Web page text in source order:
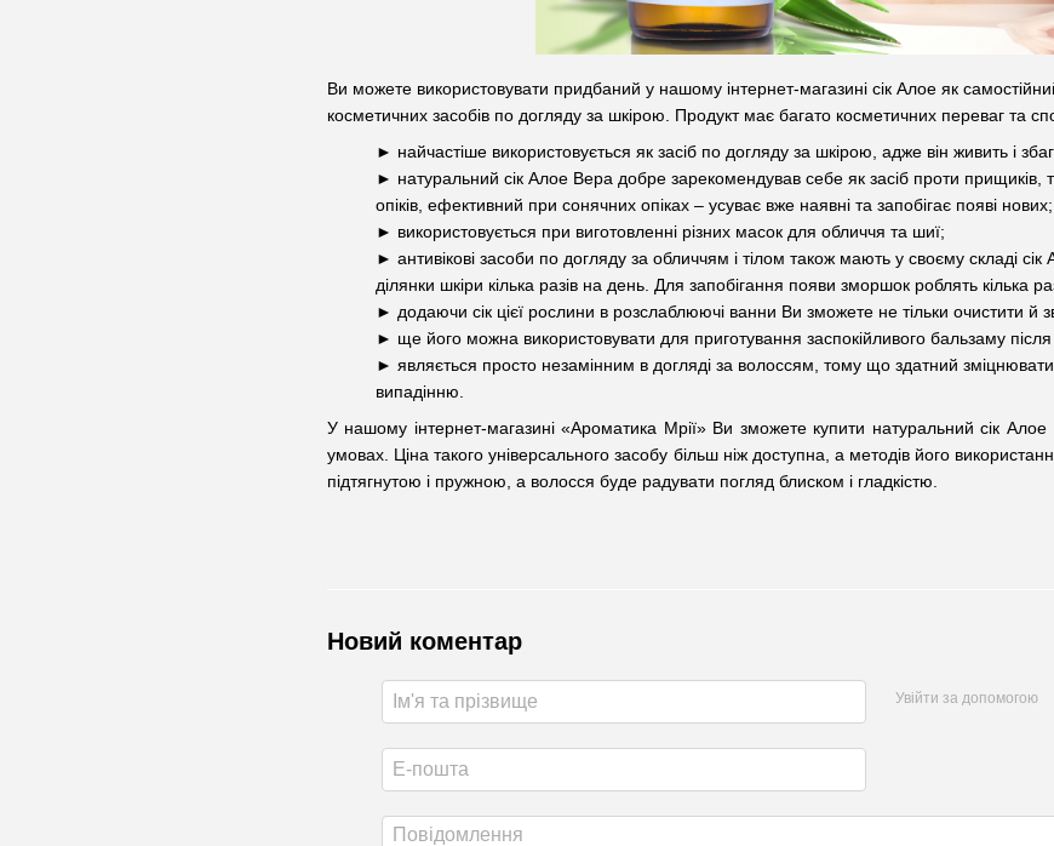
Ви можете використовувати придбаний у нашому інтернет-магазині сік Алое як
косметичних засобів по догляду за шкірою. Продукт має багато косметичних переваг та
► найчастіше використовується як засіб по догляду за шкірою, адже він живить і
► натуральний сік Алое Вера добре зарекомендував себе як засіб проти прищиків,
опіків, ефективний при сонячних опіках – усуває вже наявні та запобігає появі нових;
► використовується при виготовленні різних масок для обличчя та шиї;
► антивікові засоби по догляду за обличчям і тілом також мають у своєму складі
ділянки шкіри кілька разів на день. Для запобігання появи зморшок роблять кілька
► додаючи сік цієї рослини в розслаблюючі ванни Ви зможете не тільки очистити
► ще його можна використовувати для приготування заспокійливого бальзаму
► являється просто незамінним в догляді за волоссям, тому що здатний
випадінню.
У нашому інтернет-магазині «Ароматика Мрії» Ви зможете купити натуральний сік
умовах. Ціна такого універсального засобу більш ніж доступна, а методів його
підтягнутою і пружною, а волосся буде радувати погляд блиском і гладкістю.
Новий коментар
Увійти за допомогою